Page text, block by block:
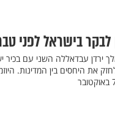
לבקר בישראל לפני
את היחסים בין המדינות.